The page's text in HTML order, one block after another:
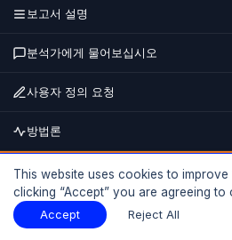
보고서 설명
보고서 설명
분석가에게 물어보십시오
사용자 정의 요청
방법론
지금 구매하십시오
최대 15% 할인
This website uses cookies to
clicking “Accept” you are agreeing to
Accept Reject All